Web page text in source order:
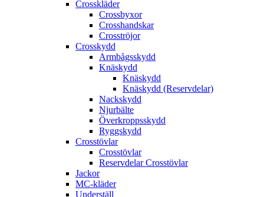
Crosskläder
Crossbyxor
Crosshandskar
Crosströjor
Crosskydd
Armbågsskydd
Knäskydd
Knäskydd
Knäskydd (Reservdelar)
Nackskydd
Njurbälte
Överkroppsskydd
Ryggskydd
Crosstövlar
Crosstövlar
Reservdelar Crosstövlar
Jackor
MC-kläder
Underställ